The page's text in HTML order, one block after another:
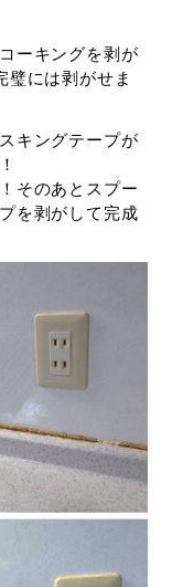
ーキングを剥が
璧には剥がせま
キングテープが
そのあとスプー
を剥がして完成